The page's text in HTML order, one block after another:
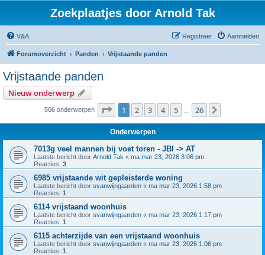
Zoekplaatjes door Arnold Tak
V&A Aanmelden
Registreer
Forumoverzicht Panden Vrijstaande panden
Vrijstaande panden
Nieuw onderwerp
506 onderwerpen Pagina van 26
1 2 3 4 5 26
Onderwerpen
7013g veel mannen bij voet toren - JBI -> AT
Laatste bericht door Arnold Tak « ma mar 23, 2026 3:06 pm
Reacties: 3
6985 vrijstaande wit gepleisterde woning
Laatste bericht door svanwijngaarden « ma mar 23, 2026 1:58 pm
Reacties: 1
6114 vrijstaand woonhuis
Laatste bericht door svanwijngaarden « ma mar 23, 2026 1:17 pm
Reacties: 1
6115 achterzijde van een vrijstaand woonhuis
Laatste bericht door svanwijngaarden « ma mar 23, 2026 1:06 pm
Reacties: 1